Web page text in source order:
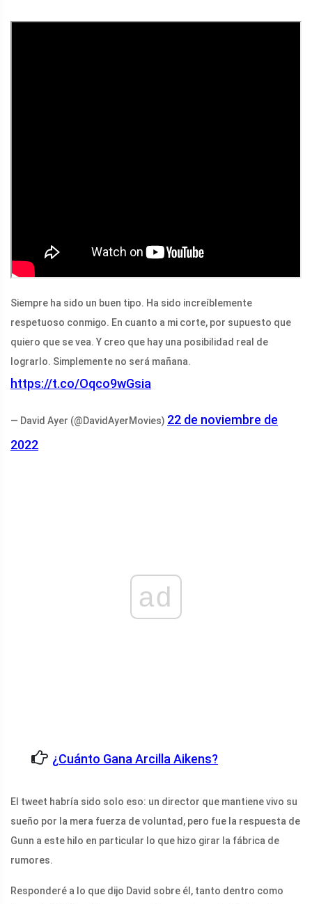
Siempre ha sido un buen tipo. Ha sido increíblemente
respetuoso conmigo. En cuanto a mi corte, por supuesto que
quiero que se vea. Y creo que hay una posibilidad real de
lograrlo. Simplemente no será mañana.
https://t.co/Oqco9wGsia
— David Ayer (@DavidAyerMovies) 22 de noviembre de
2022
ad
¿Cuánto Gana Arcilla Aikens?
El tweet habría sido solo eso: un director que mantiene vivo su
sueño por la mera fuerza de voluntad, pero fue la respuesta de
Gunn a este hilo en particular lo que hizo girar la fábrica de
rumores.
Responderé a lo que dijo David sobre él, tanto dentro como